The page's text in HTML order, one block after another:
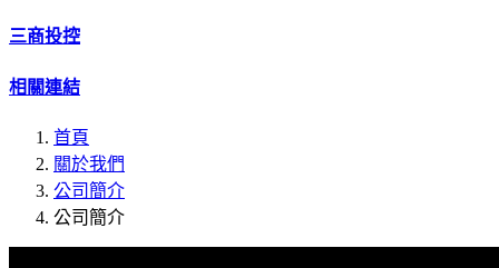
三商投控
相關連結
首頁
關於我們
公司簡介
公司簡介